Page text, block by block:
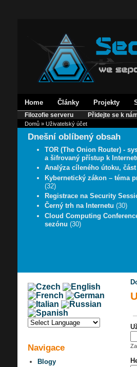
Home Články Projekty
Filozofie serveru Přidejte se k
Domů» Uživatelský účet
Dnešní oblíbený obsah
TOR (The Onion Router) -
a šifrovaný přístup k
Analýza cíleného útoku,
Kybernetický zákon – téma
(32)
Registrace na Security
Černý trh na Internetu (30)
Cloud Computing
sezónu (30)
Navigace
Blogy